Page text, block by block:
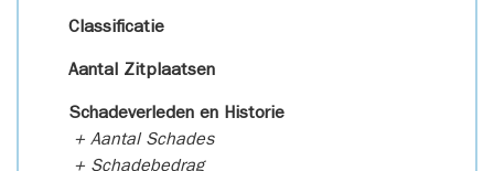
Classificatie
Aantal Zitplaatsen
Schadeverleden en Historie
+ Aantal Schades